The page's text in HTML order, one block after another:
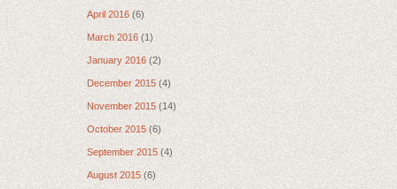
April 2016 (6)
March 2016 (1)
January 2016 (2)
December 2015 (4)
November 2015 (14)
October 2015 (6)
September 2015 (4)
August 2015 (6)